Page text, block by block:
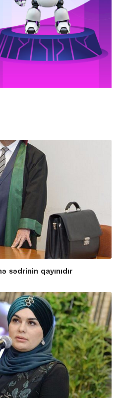
sədrinin qayınıdır